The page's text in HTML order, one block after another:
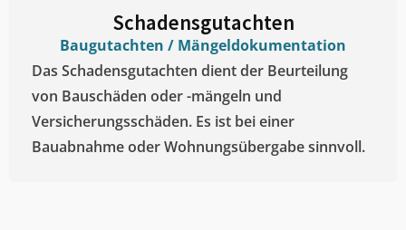
Schadensgutachten
Baugutachten / Mängeldokumentation
Das Schadensgutachten dient der Beurteilung
von Bauschäden oder -mängeln und
Versicherungsschäden. Es ist bei einer
Bauabnahme oder Wohnungsübergabe sinnvoll.